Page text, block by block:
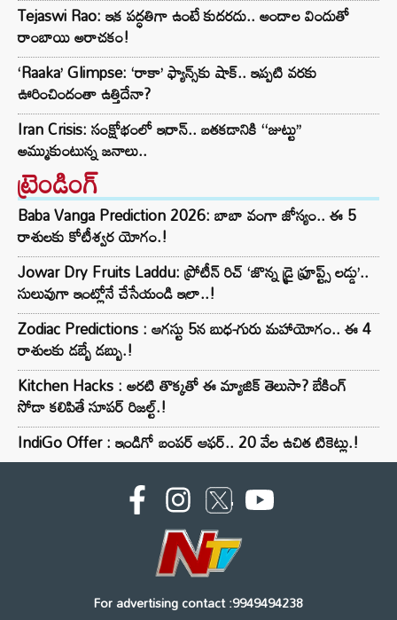
Tejaswi Rao: ఇక పద్ధతిగా ఉంటే కుదరదు.. అందాల విందుతో
రాంబాయి అరాచకం!
‘Raaka’ Glimpse: ‘రాకా’ ఫ్యాన్స్‌కు షాక్.. ఇప్పటి వరకు
ఊరించిందంతా ఉత్తిదేనా?
Iran Crisis: సంక్షోభంలో ఇరాన్.. బతకడానికి ‘‘జుట్టు’’
అమ్ముకుంటున్న జనాలు..
ట్రెండింగ్‌
Baba Vanga Prediction 2026: బాబా వంగా జోస్యం.. ఈ 5
రాశులకు కోటీశ్వర యోగం.!
Jowar Dry Fruits Laddu: ప్రోటీన్ రిచ్ ‘జొన్న డ్రై ఫ్రూప్ట్స్ లడ్డు’..
సులువుగా ఇంట్లోనే చేసేయండి ఇలా..!
Zodiac Predictions : ఆగస్టు 5న బుధ-గురు మహాయోగం.. ఈ 4
రాశులకు డబ్బే డబ్బు.!
Kitchen Hacks : అరటి తొక్కతో ఈ మ్యాజిక్ తెలుసా? బేకింగ్
సోడా కలిపితే సూపర్ రిజల్ట్.!
IndiGo Offer : ఇండిగో బంపర్ ఆఫర్.. 20 వేల ఉచిత టికెట్లు.!
For advertising contact :9949494238